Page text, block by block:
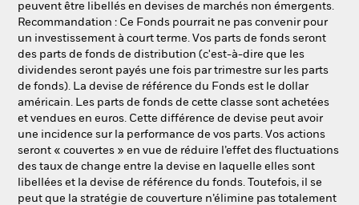
peuvent être libellés en devises de marchés non émergents.
Recommandation : Ce Fonds pourrait ne pas convenir pour
un investissement à court terme. Vos parts de fonds seront
des parts de fonds de distribution (c'est-à-dire que les
dividendes seront payés une fois par trimestre sur les parts
de fonds). La devise de référence du Fonds est le dollar
américain. Les parts de fonds de cette classe sont achetées
et vendues en euros. Cette différence de devise peut avoir
une incidence sur la performance de vos parts. Vos actions
seront « couvertes » en vue de réduire l’effet des fluctuations
des taux de change entre la devise en laquelle elles sont
libellées et la devise de référence du fonds. Toutefois, il se
peut que la stratégie de couverture n’élimine pas totalement